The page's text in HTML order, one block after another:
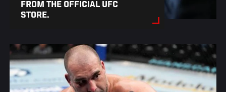
FROM THE OFFICIAL UFC
STORE.